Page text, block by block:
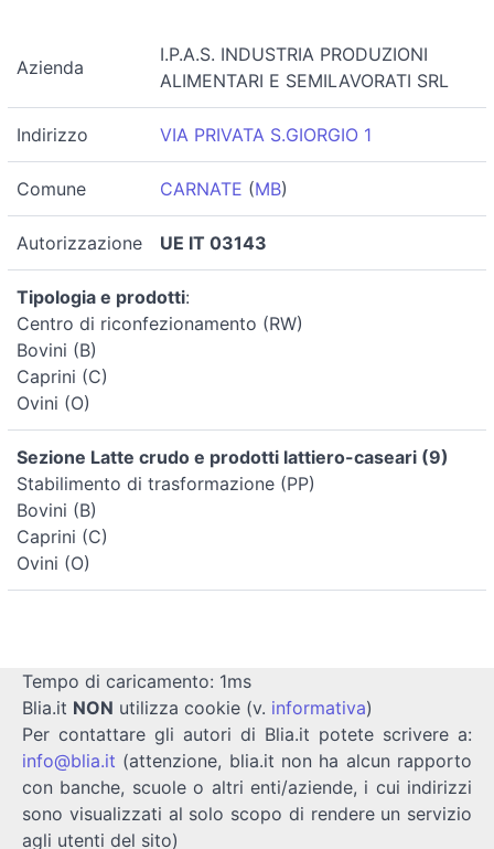
Azienda
I.P.A.S. INDUSTRIA PRODUZIONI
ALIMENTARI E SEMILAVORATI SRL
Indirizzo VIA PRIVATA S.GIORGIO 1
Comune CARNATE (MB)
Autorizzazione UE IT 03143
Tipologia e prodotti:
Centro di riconfezionamento (RW)
Bovini (B)
Caprini (C)
Ovini (O)
Sezione Latte crudo e prodotti lattiero-caseari (9)
Stabilimento di trasformazione (PP)
Bovini (B)
Caprini (C)
Ovini (O)
Tempo di caricamento: 1ms
Blia.it NON utilizza cookie (v. informativa)
Per contattare gli autori di Blia.it potete scrivere a:
info@blia.it (attenzione, blia.it non ha alcun rapporto
con banche, scuole o altri enti/aziende, i cui indirizzi
sono visualizzati al solo scopo di rendere un servizio
agli utenti del sito)